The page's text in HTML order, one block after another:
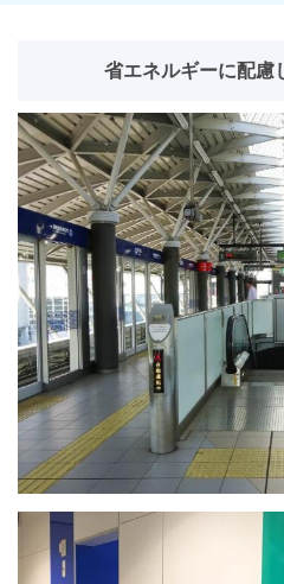
省エネルギーに配慮